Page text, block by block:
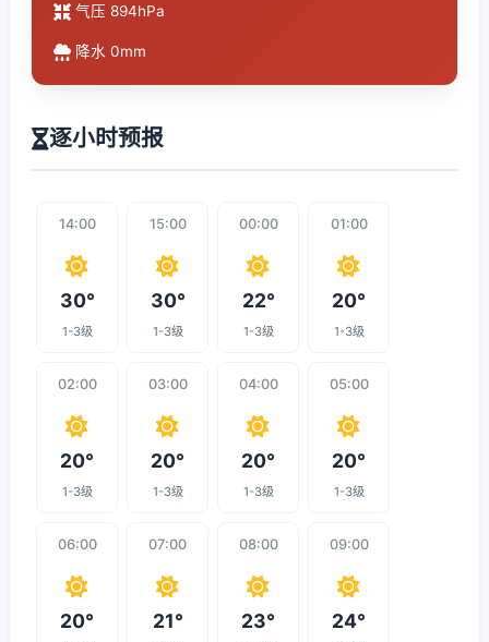
气压 894hPa
降水 0mm
逐小时预报
14:00
30°
1-3级
15:00
30°
1-3级
00:00
22°
1-3级
01:00
20°
1-3级
02:00
20°
1-3级
03:00
20°
1-3级
04:00
20°
1-3级
05:00
20°
1-3级
06:00
20°
07:00
21°
08:00
23°
09:00
24°